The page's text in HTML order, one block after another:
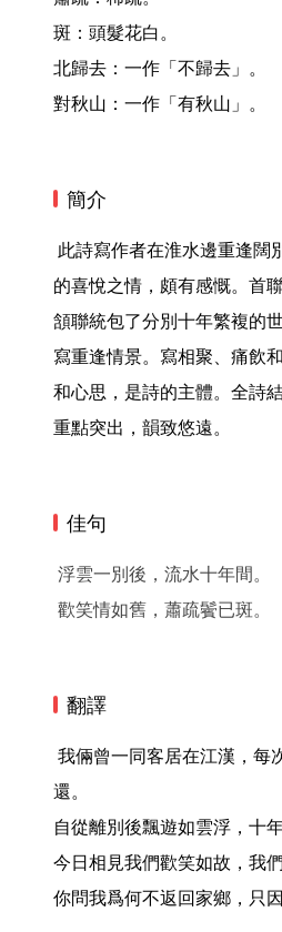
斑：頭髮花白。
北歸去：一作「不歸去」。
對秋山：一作「有秋山」。
簡介
的喜悅之情，頗有感慨。首
頷聯統包了分別十年繁複的
寫重逢情景。寫相聚、痛飲
和心思，是詩的主體。全詩
重點突出，韻致悠遠。
佳句
浮雲一別後，流水十年間。
歡笑情如舊，蕭疏鬢已斑。
翻譯
還。
自從離別後飄遊如雲浮，十
今日相見我們歡笑如故，我